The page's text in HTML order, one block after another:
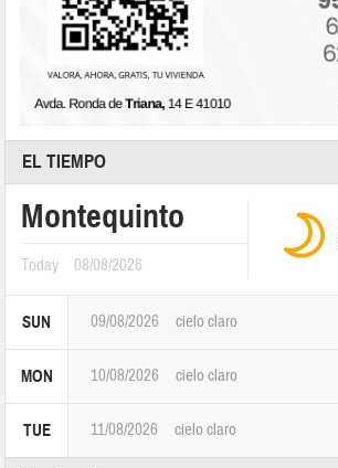
EL TIEMPO
Montequinto
Today 08/08/2026
SUN 09/08/2026 cielo claro
MON 10/08/2026 cielo claro
TUE 11/08/2026 cielo claro